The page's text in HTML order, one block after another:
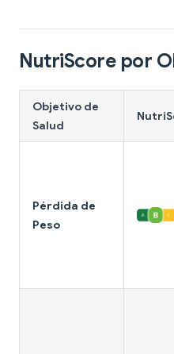
NutriScore por
Objetivo de
Salud
Pérdida de
Peso